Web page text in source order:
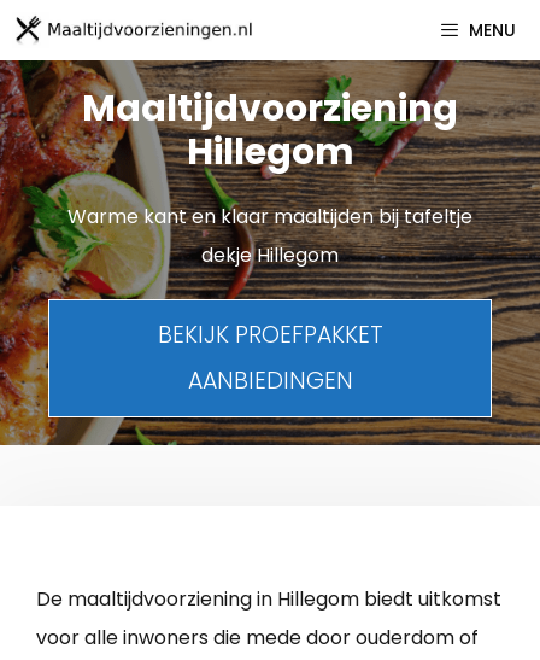
Spring
naar
inhoud
MENU
Maaltijdvoorziening
Hillegom
Warme kant en klaar maaltijden bij tafeltje
dekje Hillegom
BEKIJK PROEFPAKKET
AANBIEDINGEN
De maaltijdvoorziening in Hillegom biedt uitkomst
voor alle inwoners die mede door ouderdom of